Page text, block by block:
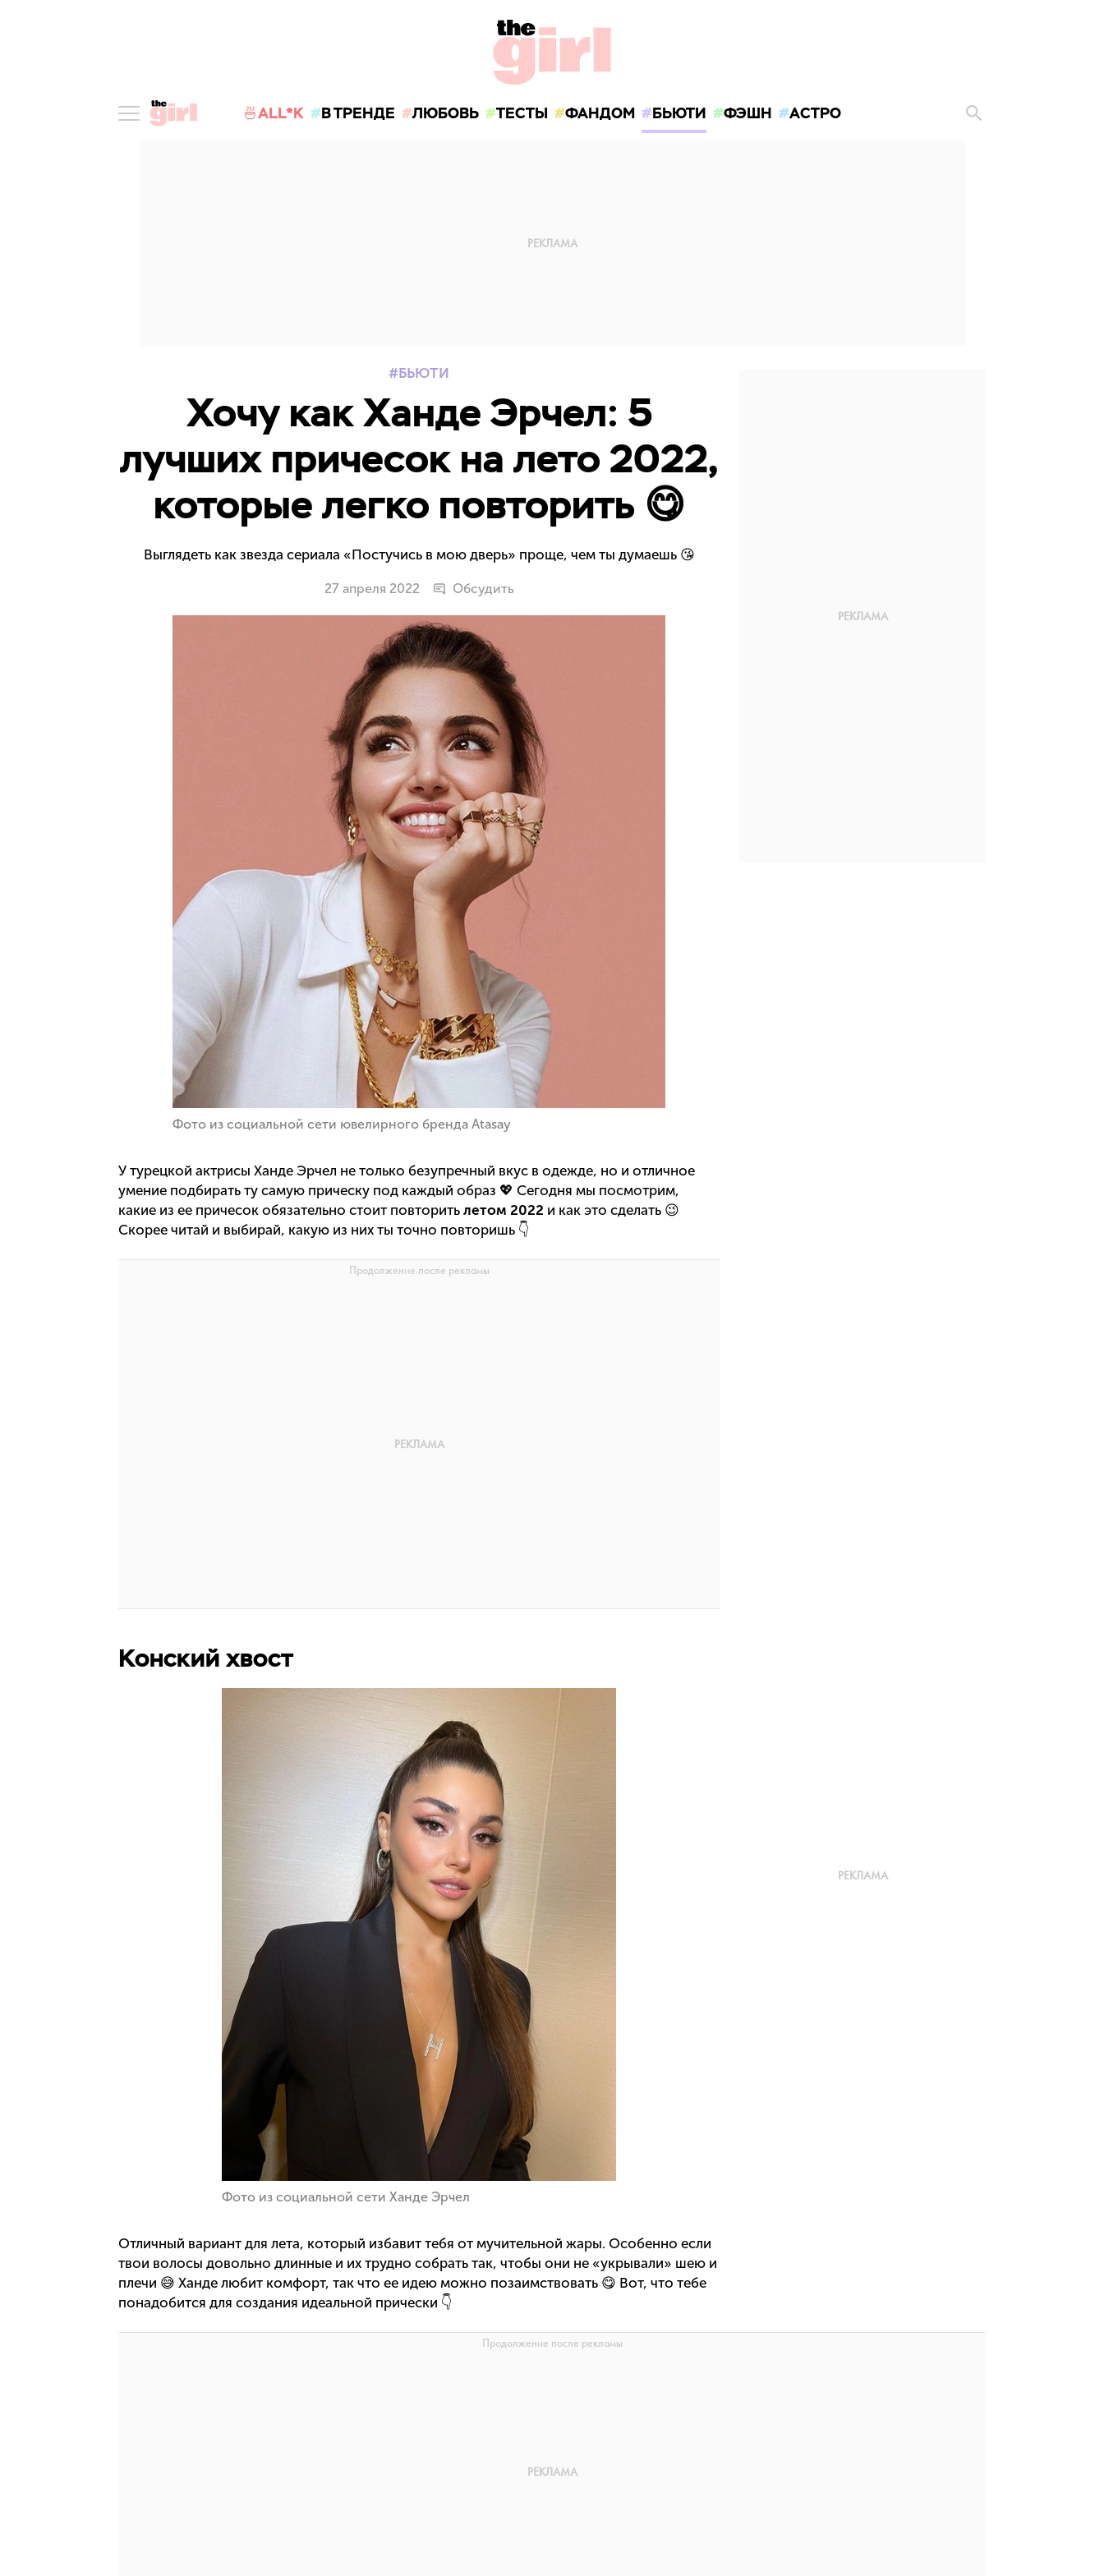
🍜ALL*K В ТРЕНДЕ ЛЮБОВЬ ТЕСТЫ ФАНДОМ БЬЮТИ ФЭШН АСТРО
БЬЮТИ
Хочу как Ханде Эрчел: 5
лучших причесок на лето 2022,
которые легко повторить 😋
Выглядеть как звезда сериала «Постучись в мою дверь» проще, чем ты думаешь 😘
27 апреля 2022 Обсудить
Фото из социальной сети ювелирного бренда Atasay
У турецкой актрисы Ханде Эрчел не только безупречный вкус в одежде, но и отличное
умение подбирать ту самую прическу под каждый образ 💖 Сегодня мы посмотрим,
какие из ее причесок обязательно стоит повторить летом 2022 и как это сделать 😉
Скорее читай и выбирай, какую из них ты точно повторишь 👇
Конский хвост
Фото из социальной сети Ханде Эрчел
Отличный вариант для лета, который избавит тебя от мучительной жары. Особенно если
твои волосы довольно длинные и их трудно собрать так, чтобы они не «укрывали» шею и
плечи 😅 Ханде любит комфорт, так что ее идею можно позаимствовать 😋 Вот, что тебе
понадобится для создания идеальной прически 👇